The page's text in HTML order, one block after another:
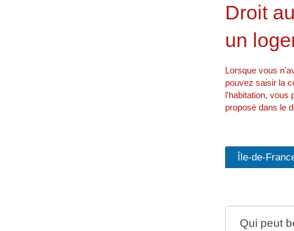
Droit
un
Lorsque vous
pouvez saisir la
l'habitation, vous
proposé dans le
Île-de-
Qui peut